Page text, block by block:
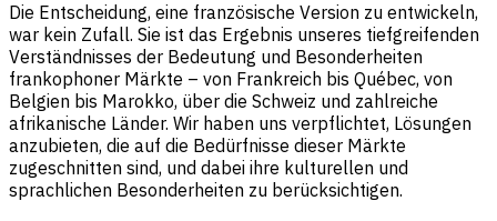
Die Entscheidung, eine französische Version zu entwickeln,
war kein Zufall. Sie ist das Ergebnis unseres tiefgreifenden
Verständnisses der Bedeutung und Besonderheiten
frankophoner Märkte – von Frankreich bis Québec, von
Belgien bis Marokko, über die Schweiz und zahlreiche
afrikanische Länder. Wir haben uns verpflichtet, Lösungen
anzubieten, die auf die Bedürfnisse dieser Märkte
zugeschnitten sind, und dabei ihre kulturellen und
sprachlichen Besonderheiten zu berücksichtigen.